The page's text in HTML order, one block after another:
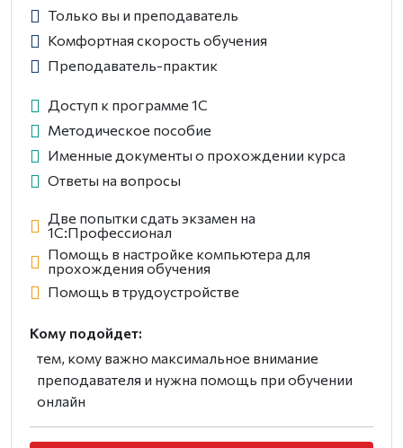
Только вы и преподаватель
Комфортная скорость обучения
Преподаватель-практик
Доступ к программе 1С
Методическое пособие
Именные документы о прохождении курса
Ответы на вопросы
Две попытки сдать экзамен на
1С:Профессионал
Помощь в настройке компьютера для
прохождения обучения
Помощь в трудоустройстве
Кому подойдет:
тем, кому важно максимальное внимание
преподавателя и нужна помощь при обучении
онлайн